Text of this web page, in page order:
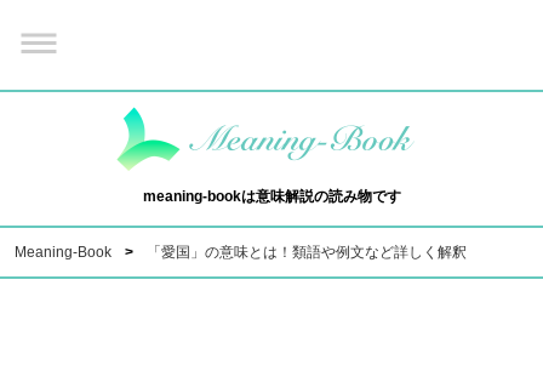
meaning-bookは意味解説の読み物です
Meaning-Book 「愛国」の意味とは！類語や例文など詳しく解釈